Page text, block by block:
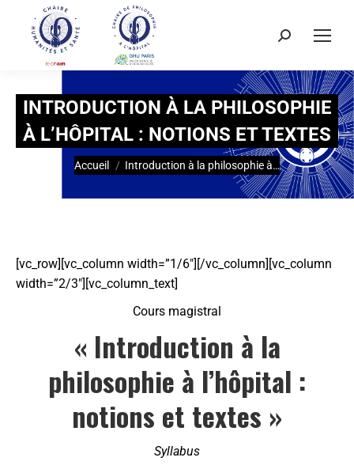
INTRODUCTION À LA PHILOSOPHIE
À L’HÔPITAL : NOTIONS ET TEXTES
Vous êtes ici :
Accueil Introduction à la philosophie à…
[vc_row][vc_column width=”1/6″][/vc_column][vc_column
width=”2/3″][vc_column_text]
Cours magistral
« Introduction à la
philosophie à l’hôpital :
notions et textes »
Syllabus